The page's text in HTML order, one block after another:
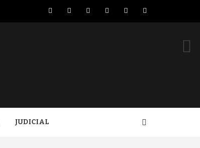
FacebookTwitterLinkedIn
VK YouTubeInstagram
JUDICIAL